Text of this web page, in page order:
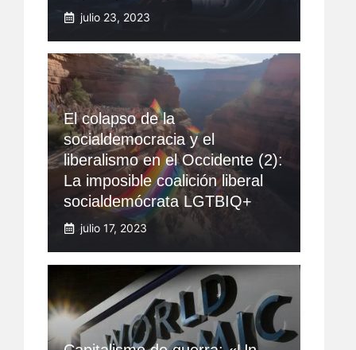
julio 23, 2023
El colapso de la
socialdemocracia y el
liberalismo en el Occidente (2):
La imposible coalición liberal
socialdemócrata LGTBIQ+
julio 17, 2023